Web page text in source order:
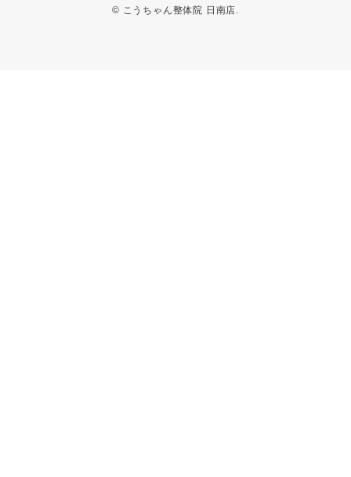
© こうちゃん整体院 日南店.